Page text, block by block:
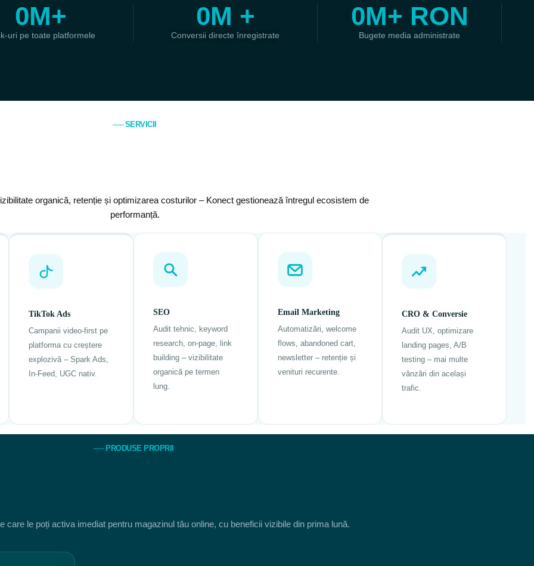
0M+
uri pe toate platformele
0M +
Conversii directe înregistrate
0M+ RON
Bugete media administrate
── SERVICII
organică, retenție și optimizarea costurilor – Konect gestionează întregul ecosistem de
performanță.
TikTok Ads
Campanii video-first pe
platforma cu creștere
explozivă – Spark Ads,
In-Feed, UGC nativ.
SEO
Audit tehnic, keyword
research, on-page, link
building – vizibilitate
organică pe termen
lung.
Email Marketing
Automatizări, welcome
flows, abandoned cart,
newsletter – retenție și
venituri recurente.
CRO & Conversie
Audit UX, optimizare
landing pages, A/B
testing – mai multe
vânzări din același
trafic.
── PRODUSE PROPRII
care le poți activa imediat pentru magazinul tău online, cu beneficii vizibile din prima lună.